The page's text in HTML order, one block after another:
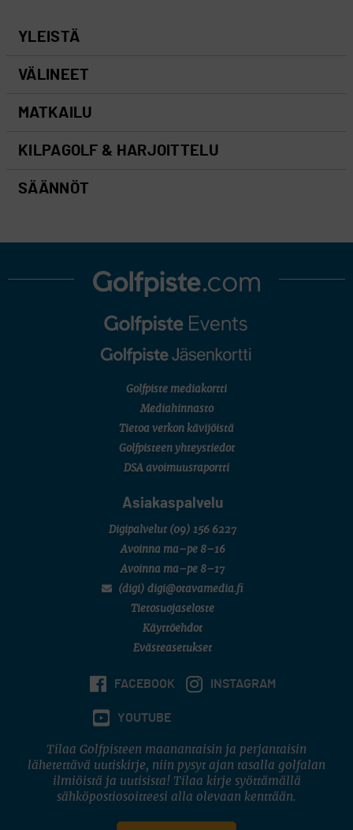
YLEISTÄ
VÄLINEET
MATKAILU
KILPAGOLF & HARJOITTELU
SÄÄNNÖT
Golfpiste mediakortti
Mediahinnasto
Tietoa verkon kävijöistä
Golfpisteen yhteystiedot
DSA avoimuusraportti
Asiakaspalvelu
Digipalvelut (09) 156 6227
Avoinna ma–pe 8–16
Avoinna ma–pe 8–17
(digi) digi@otavamedia.fi
Tietosuojaseloste
Käyttöehdot
Evästeasetukset
FACEBOOK INSTAGRAM
YOUTUBE
Tilaa Golfpisteen maanantaisin ja perjantaisin
lähetettävä uutiskirje, niin pysyt ajan tasalla golfalan
ilmiöistä ja uutisista! Tilaa kirje syöttämällä
sähköpostiosoitteesi alla olevaan kenttään.